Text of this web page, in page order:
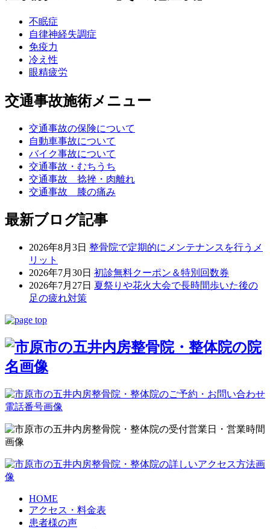
不眠症
自律神経失調症
免疫力
冷え性
眼精疲労
交通事故施術メニュー
交通事故の保険について
自動車事故について
バイク事故について
交通事故・むちうち
交通事故 捻挫・肉離れ
交通事故 膝の痛み
最新ブログ記事
2026年8月3日 整骨院で定期的にメンテナンスを行うメ
リット
2026年7月30日 初診無料クーポン＆特別回数券
2026年7月27日 夏祭りや花火大会で長時間歩いた後の
足の疲れ対策
HOME
アクセス・料金表
患者様の声